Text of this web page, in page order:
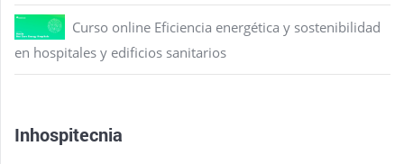
Curso online Eficiencia energética y sostenibilidad
en hospitales y edificios sanitarios
Inhospitecnia